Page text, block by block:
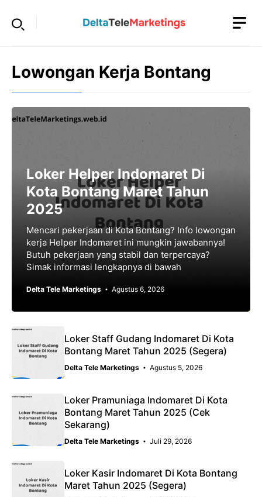
Lowongan Kerja Bontang
Loker Helper Indomaret Di
Kota Bontang Maret Tahun
2025
Mencari pekerjaan di Kota Bontang? Info lowongan
kerja Helper Indomaret ini mungkin jawabannya!
Butuh pekerjaan yang stabil dan terpercaya?
Simak informasi lengkapnya di bawah
Delta Tele Marketings Agustus 6, 2026
Loker Staff Gudang Indomaret Di Kota
Bontang Maret Tahun 2025 (Segera)
Delta Tele Marketings Agustus 5, 2026
Loker Pramuniaga Indomaret Di Kota
Bontang Maret Tahun 2025 (Cek
Sekarang)
Delta Tele Marketings Juli 29, 2026
Loker Kasir Indomaret Di Kota Bontang
Maret Tahun 2025 (Segera)